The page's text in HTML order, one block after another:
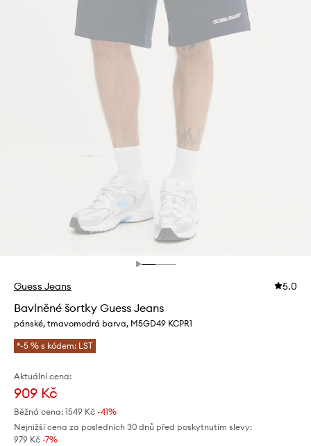
Guess Jeans 5.0
Bavlněné šortky Guess Jeans
pánské, tmavomodrá barva, M5GD49 KCPR1
*-5 % s kódem: LST
Aktuální cena:
909 Kč
Běžná cena: 1549 Kč -41%
Nejnižší cena za posledních 30 dnů před poskytnutím slevy:
979 Kč -7%